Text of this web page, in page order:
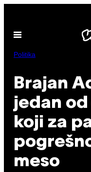
садржај
Otvori
Politika
Brajan
jedan
koji za
meso